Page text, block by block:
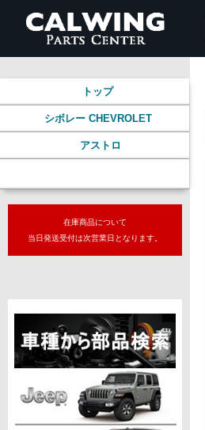
トップ
シボレー CHEVROLET
アストロ
在庫商品について
当日発送受付は次営業日となります。